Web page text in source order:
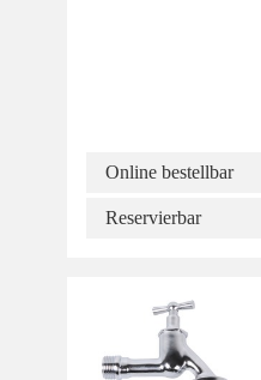
Online bestellbar
Reservierbar